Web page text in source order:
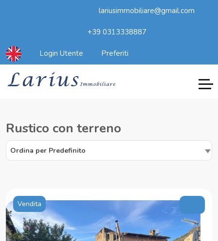
lariusimmobiliare@gmail.com
+39 0313338887
Login Utente Preferiti
Rustico con terreno
Ordina per Predefinito
Vendita